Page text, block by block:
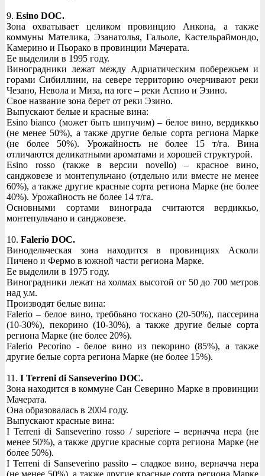
9. Esino DOC.
Зона охватывает целиком провинцию Анкона, а также
коммуны Мателика, Эзанатолья, Гальоле, Кастельраймондо,
Камерино и Пьорако в провинции Мачерата.
Ее выделили в 1995 году.
Виноградники лежат между Адриатическим побережьем и
горами Сибиллини, на севере территорию очерчивают реки
Чезано, Невола и Миза, на юге – реки Аспио и Эзино.
Свое название зона берет от реки Эзино.
Выпускают белые и красные вина:
Esino bianco (может быть шипучим) – белое вино, вердиккьо
(не менее 50%), а также другие белые сорта региона Марке
(не более 50%). Урожайность не более 15 т/га. Вина
отличаются деликатными ароматами и хорошей структурой.
Esino rosso (также в версии novello) – красное вино,
санджовезе и монтепульчано (отдельно или вместе не менее
60%), а также другие красные сорта региона Марке (не более
40%). Урожайность не более 14 т/га.
Основными сортами винограда считаются вердиккьо,
монтепульчано и санджовезе.
10. Falerio DOC.
Винодельческая зона находится в провинциях Асколи
Пичено и Фермо в южной части региона Марке.
Ее выделили в 1975 году.
Виноградники лежат на холмах высотой от 50 до 700 метров
над у.м.
Производят белые вина:
Falerio – белое вино, треббьяно тоскано (20-50%), пассерина
(10-30%), пекорино (10-30%), а также другие белые сорта
региона Марке (не более 20%).
Falerio Pecorino - белое вино из пекорино (85%), а также
другие белые сорта региона Марке (не более 15%).
11. I Terreni di Sanseverino DOC.
Зона находится в коммуне Сан Северино Марке в провинции
Мачерата.
Она образовалась в 2004 году.
Выпускают красные вина:
I Terreni di Sanseverino rosso / superiore – верначча нера (не
менее 50%), а также другие красные сорта региона Марке (не
более 50%).
I Terreni di Sanseverino passito – сладкое вино, верначча нера
(не менее 50%), а также другие красные сорта региона Марке